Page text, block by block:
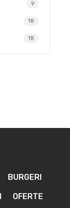
9
18
18
BURGERI
OFERTE